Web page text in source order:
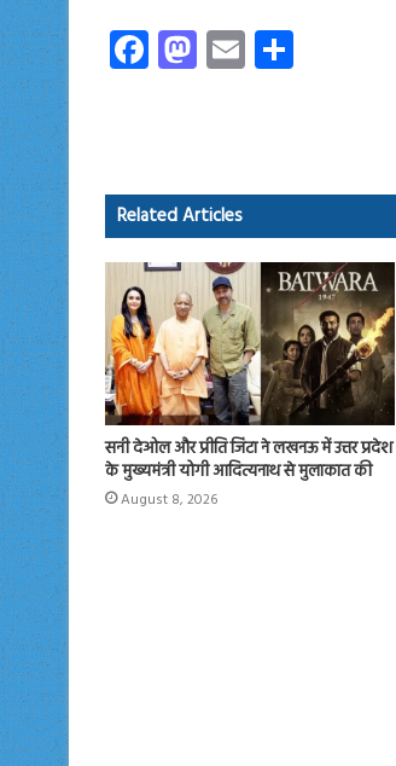
Fa
ce
ok
M
as
o
n
E
m
Related Articles
सनी देओल और प्रीति जिंटा ने लखनऊ में उत्तर प्रदेश
के मुख्यमंत्री योगी आदित्यनाथ से मुलाकात की
August 8, 2026